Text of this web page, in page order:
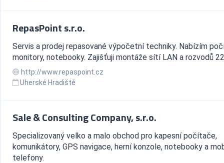
RepasPoint s.r.o.
Servis a prodej repasované výpočetní techniky. Nabízím
monitory, notebooky. Zajišťuji montáže sítí LAN a rozvodů
http://www.repaspoint.cz
Uherské Hradiště
Sale & Consulting Company, s.r.o.
Specializovaný velko a malo obchod pro kapesní počítače,
komunikátory, GPS navigace, herní konzole, notebooky a
telefony.